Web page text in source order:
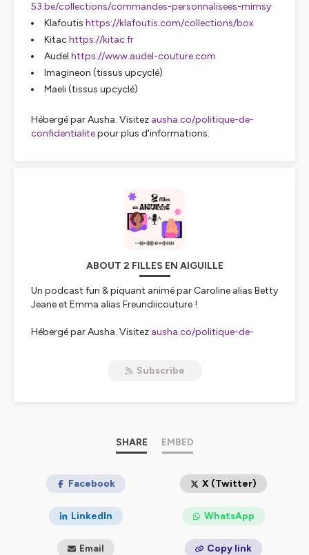
53.be/collections/commandes-personnalisees-mimsy
Klafoutis https://klafoutis.com/collections/box
Kitachttps://kitac.fr
Audel https://www.audel-couture.com
Imagineon (tissus upcyclé)
Maeli (tissus upcyclé)
Hébergé par Ausha. Visitez ausha.co/politique-de-
confidentialitepour plus d'informations.
ABOUT 2 FILLES EN AIGUILLE
Un podcast fun & piquant animé par Caroline alias Betty
Jeane et Emma alias Freundiicouture !
Hébergé par Ausha. Visitez ausha.co/politique-de-
Subscribe
SHARE EMBED
Facebook X (Twitter)
LinkedIn WhatsApp
Email Copy link